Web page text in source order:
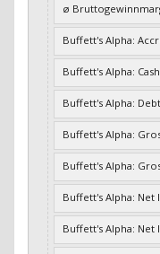
ø
Buffett's Alpha:
Buffett's Alpha:
Buffett's Alpha:
Buffett's Alpha:
Buffett's Alpha:
Buffett's Alpha: Net
Buffett's Alpha: